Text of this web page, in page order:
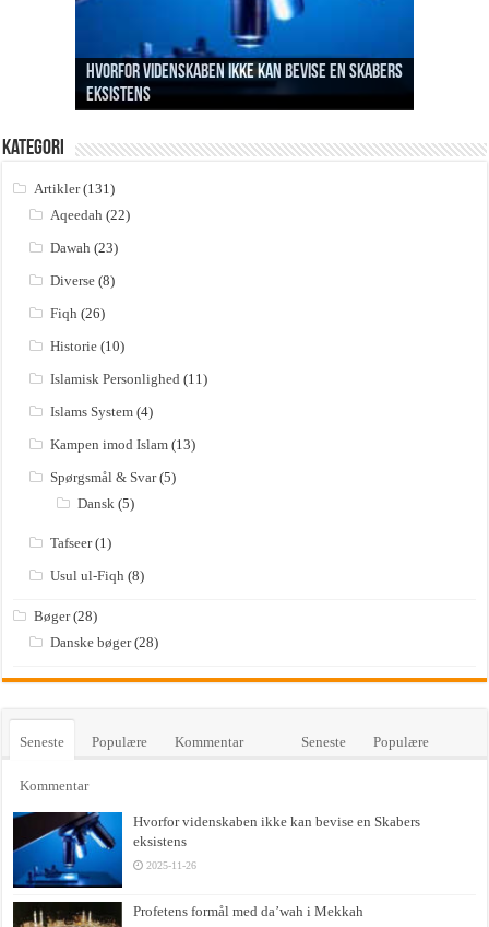
Hvorfor videnskaben ikke kan bevise en Skabers
eksistens
Profetens formål med da’wah i Mekkah
Betydningen af la ilaha ill Allah
Sabr og håbløshed
Hvem skabte så skaberen?
Kategori
Artikler(131)
Aqeedah (22)
Dawah (23)
Diverse (8)
Fiqh (26)
Historie (10)
Islamisk Personlighed (11)
Islams System (4)
Kampen imod Islam (13)
Spørgsmål & Svar(5)
Dansk (5)
Tafseer(1)
Usul ul-Fiqh (8)
Bøger(28)
Danske bøger(28)
Seneste Populære Kommentar Seneste Populære
Kommentar
Hvorfor videnskaben ikke kan bevise en Skabers
eksistens
2025-11-26
Profetens formål med da’wah i Mekkah